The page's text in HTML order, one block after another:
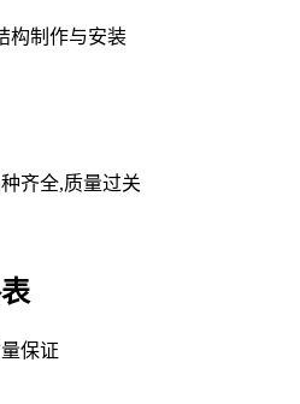
构制作与安装
齐全,质量过关
保证